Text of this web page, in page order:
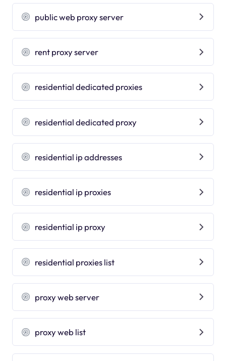
public web proxy server
rent proxy server
residential dedicated proxies
residential dedicated proxy
residential ip addresses
residential ip proxies
residential ip proxy
residential proxies list
proxy web server
proxy web list